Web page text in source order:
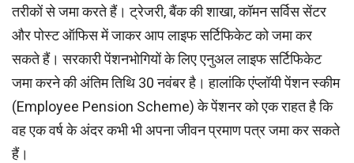
तरीकों से जमा करते हैं। ट्रेजरी, बैंक की शाखा, कॉमन सर्विस सेंटर
और पोस्ट ऑफिस में जाकर आप लाइफ सर्टिफिकेट को जमा कर
सकते हैं। सरकारी पेंशनभोगियों के लिए एनुअल लाइफ सर्टिफिकेट
जमा करने की अंतिम तिथि 30 नवंबर है। हालांकि एंप्लॉयी पेंशन स्कीम
(Employee Pension Scheme) के पेंशनर को एक राहत है कि
वह एक वर्ष के अंदर कभी भी अपना जीवन प्रमाण पत्र जमा कर सकते
हैं।